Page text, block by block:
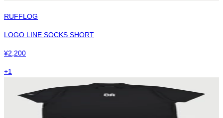
RUFFLOG
LOGO LINE SOCKS SHORT
¥2,200
+1